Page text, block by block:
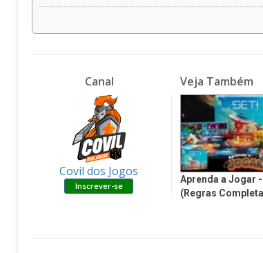
Canal Veja Também
Covil dos Jogos
Aprenda a Jogar -
(Regras